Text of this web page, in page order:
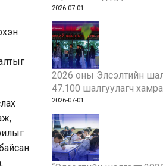
2026-07-01
2026 оны Элсэлтийн
47.100 шалгуулагч
2026-07-01